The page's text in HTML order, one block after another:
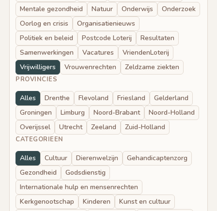
Mentale gezondheid
Natuur Onderwijs
Onderzoek
Oorlog en crisis
Organisatienieuws
Politiek en beleid
Postcode Loterij
Resultaten
Samenwerkingen
Vacatures
VriendenLoterij
Vrijwilligers
Vrouwenrechten Zeldzame ziekten
PROVINCIES
Alles Drenthe Flevoland Friesland
Gelderland
Groningen
Limburg Noord-Brabant
Noord-Holland
Overijssel
Utrecht Zeeland Zuid-Holland
CATEGORIEEN
Alles Cultuur Dierenwelzijn
Gehandicaptenzorg
Gezondheid
Godsdienstig
Internationale hulp en mensenrechten
Kerkgenootschap
Kinderen
Kunst en cultuur